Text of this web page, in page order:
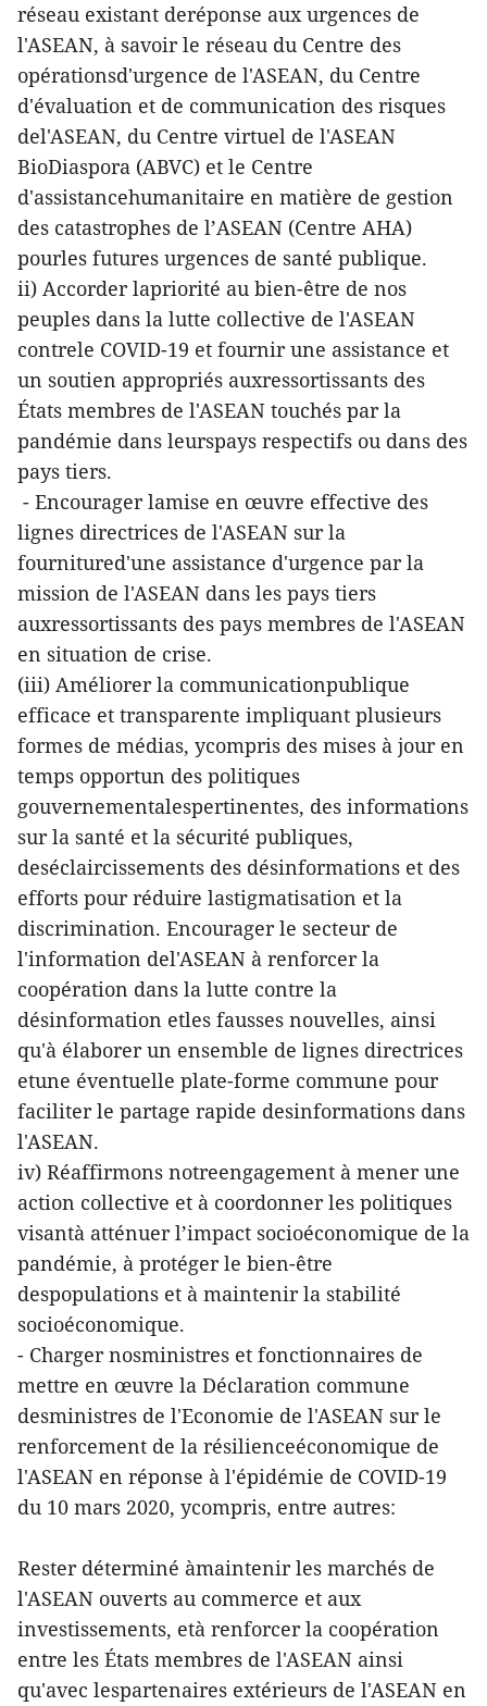
réseau existant deréponse aux urgences de
l'ASEAN, à savoir le réseau du Centre des
opérationsd'urgence de l'ASEAN, du Centre
d'évaluation et de communication des risques
del'ASEAN, du Centre virtuel de l'ASEAN
BioDiaspora (ABVC) et le Centre
d'assistancehumanitaire en matière de gestion
des catastrophes de l’ASEAN (Centre AHA)
pourles futures urgences de santé publique.
ii) Accorder lapriorité au bien-être de nos
peuples dans la lutte collective de l'ASEAN
contrele COVID-19 et fournir une assistance et
un soutien appropriés auxressortissants des
États membres de l'ASEAN touchés par la
pandémie dans leurspays respectifs ou dans des
pays tiers.
- Encourager lamise en œuvre effective des
lignes directrices de l'ASEAN sur la
fournitured'une assistance d'urgence par la
mission de l'ASEAN dans les pays tiers
auxressortissants des pays membres de l'ASEAN
en situation de crise.
(iii) Améliorer la communicationpublique
efficace et transparente impliquant plusieurs
formes de médias, ycompris des mises à jour en
temps opportun des politiques
gouvernementalespertinentes, des informations
sur la santé et la sécurité publiques,
deséclaircissements des désinformations et des
efforts pour réduire lastigmatisation et la
discrimination. Encourager le secteur de
l'information del'ASEAN à renforcer la
coopération dans la lutte contre la
désinformation etles fausses nouvelles, ainsi
qu'à élaborer un ensemble de lignes directrices
etune éventuelle plate-forme commune pour
faciliter le partage rapide desinformations dans
l'ASEAN.
iv) Réaffirmons notreengagement à mener une
action collective et à coordonner les politiques
visantà atténuer l’impact socioéconomique de la
pandémie, à protéger le bien-être
despopulations et à maintenir la stabilité
socioéconomique.
- Charger nosministres et fonctionnaires de
mettre en œuvre la Déclaration commune
desministres de l'Economie de l'ASEAN sur le
renforcement de la résilienceéconomique de
l'ASEAN en réponse à l'épidémie de COVID-19
du 10 mars 2020, ycompris, entre autres:
Rester déterminé àmaintenir les marchés de
l'ASEAN ouverts au commerce et aux
investissements, età renforcer la coopération
entre les États membres de l'ASEAN ainsi
qu'avec lespartenaires extérieurs de l'ASEAN en